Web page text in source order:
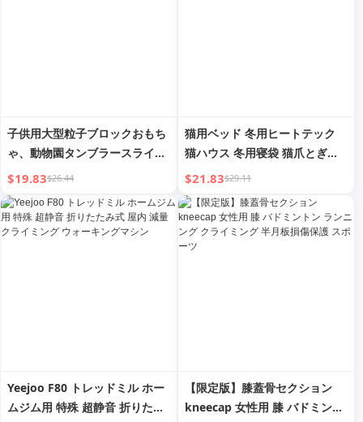
子供用大型粒子ブロックおもち
ゃ、動物園タンブラースライド
クライミング階段、赤ちゃん
2〜7歳男の子と女の子
$19.83$26.44
猫用ベッド 冬用ヒートテック
猫ハウス 冬用寝袋 猫爪とぎ板
冬用猫 密閉二層 猫クライミン
グフレーム
$21.83$29.11
Yeejoo F80 トレッドミル ホー
ムジム用 特殊 超静音 折りたた
【限定版】膝蓋骨セクション
kneecap 女性用 膝 バドミント